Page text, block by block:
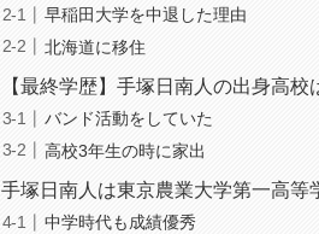
早稲田大学を中退した理由
北海道に移住
【最終学歴】手塚日南人の出身高
バンド活動をしていた
高校3年生の時に家出
手塚日南人は東京農業大学第一高等
中学時代も成績優秀